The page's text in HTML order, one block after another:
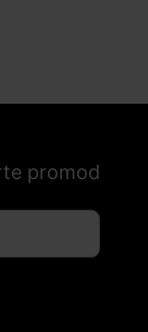
promod